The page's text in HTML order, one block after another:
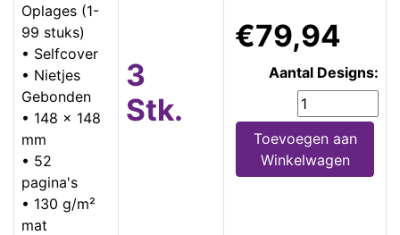
Oplages (1-
99 stuks)
• Selfcover
• Nietjes
Gebonden
• 148 x 148
mm
• 52
pagina's
• 130 g/m²
mat
3
Stk.
€79,94
Aantal Designs:
Toevoegen aan
Winkelwagen